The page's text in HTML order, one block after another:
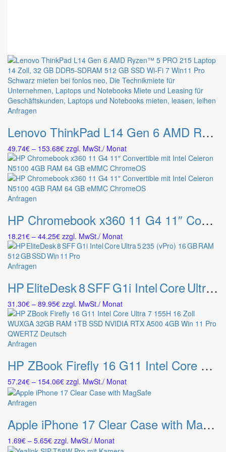
Anfragen
weist
mehrere
Varianten
auf.
Die
Optionen
können
Produktseite
werden
Lenovo ThinkPad L14 Gen 6 AMD Ryzen™ 5 PRO 215 Laptop 14″ 32 GB DDR5-SDRAM 512 GB SSD Wi-Fi 7 Win11 Pro Schwarz
49.74€ – 153.68€Preisspanne:
49.74€
bis
153.68€
zzgl. MwSt./ Monat
Anfragen
weist
mehrere
Varianten
auf.
Die
auf
Produktseite
gewählt
werden
HP Chromebook x360 11 G4 11″ Convertible mit Intel Celeron N5100 4GB RAM 64 GB eMMC ChromeOS
18.21€ – 44.25€Preisspanne:
18.21€
bis
zzgl. MwSt./ Monat
Anfragen
weist
mehrere
Varianten
auf.
Die
Optionen
der
gewählt
werden
HP EliteDesk 8 SFF G1i Intel Core Ultra 5 235 (vPro) 16 GB RAM 512 GB SSD Win 11 Pro
31.30€ – 89.95€Preisspanne:
31.30€
bis
89.95€
zzgl. MwSt./ Monat
Anfragen
weist
mehrere
Varianten
auf.
können
der
HP ZBook Firefly 16 G11 Intel Core Ultra 7 155H 16 Zoll WUXGA 32GB RAM 1TB SSD NVIDIA RTX A500 4GB Win 11 Pro QWERTZ Deutsch
57.24€ – 154.06€Preisspanne:
57.24€
zzgl. MwSt./ Monat
Anfragen
weist
mehrere
Varianten
Apple iPhone 17 Clear Case with MagSafe
1.69€ – 5.65€Preisspanne:
1.69€
zzgl. MwSt./ Monat